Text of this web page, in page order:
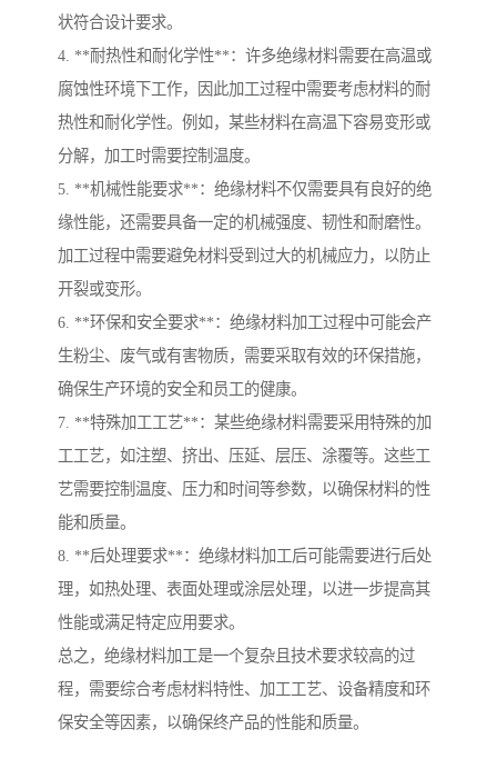
状符合设计要求。
4. **耐热性和耐化学性**：许多绝缘材料需要在高温或
腐蚀性环境下工作，因此加工过程中需要考虑材料的耐
热性和耐化学性。例如，某些材料在高温下容易变形或
分解，加工时需要控制温度。
5. **机械性能要求**：绝缘材料不仅需要具有良好的绝
缘性能，还需要具备一定的机械强度、韧性和耐磨性。
加工过程中需要避免材料受到过大的机械应力，以防止
开裂或变形。
6. **环保和安全要求**：绝缘材料加工过程中可能会产
生粉尘、废气或有害物质，需要采取有效的环保措施，
确保生产环境的安全和员工的健康。
7. **特殊加工工艺**：某些绝缘材料需要采用特殊的加
工工艺，如注塑、挤出、压延、层压、涂覆等。这些工
艺需要控制温度、压力和时间等参数，以确保材料的性
能和质量。
8. **后处理要求**：绝缘材料加工后可能需要进行后处
理，如热处理、表面处理或涂层处理，以进一步提高其
性能或满足特定应用要求。
总之，绝缘材料加工是一个复杂且技术要求较高的过
程，需要综合考虑材料特性、加工工艺、设备精度和环
保安全等因素，以确保终产品的性能和质量。